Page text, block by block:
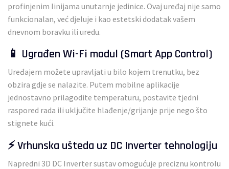
profinjenim linijama unutarnje jedinice. Ovaj uređaj nije samo
funkcionalan, već djeluje i kao estetski dodatak vašem
dnevnom boravku ili uredu.
📱 Ugrađen Wi-Fi modul (Smart App Control)
Uređajem možete upravljati u bilo kojem trenutku, bez
obzira gdje se nalazite. Putem mobilne aplikacije
jednostavno prilagodite temperaturu, postavite tjedni
raspored rada ili uključite hlađenje/grijanje prije nego što
stignete kući.
⚡ Vrhunska ušteda uz DC Inverter tehnologiju
Napredni 3D DC Inverter sustav omogućuje preciznu kontrolu